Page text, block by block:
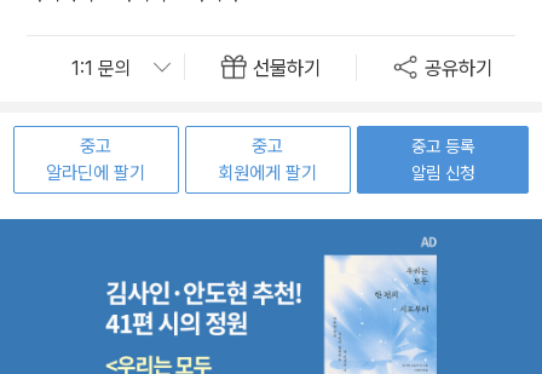
선물하기 공유하기
중고
알라딘에 팔기
중고
회원에게 팔기
중고 등록
알림 신청